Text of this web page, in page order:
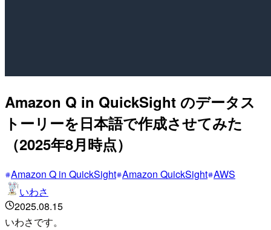
Amazon Q in QuickSight のデータス
トーリーを日本語で作成させてみた
（2025年8月時点）
Amazon Q in QuickSight Amazon QuickSight AWS
いわさ
2025.08.15
いわさです。